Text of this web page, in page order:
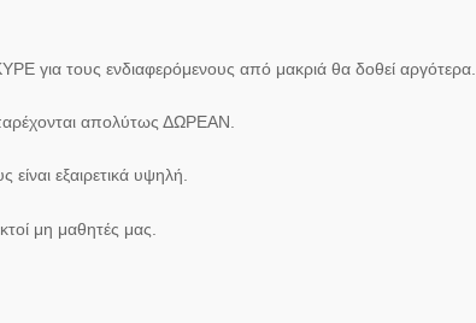
για τους ενδιαφερόμενους από μακριά θα δοθεί αργότερα.
απολύτως ΔΩΡΕΑΝ.
είναι εξαιρετικά υψηλή.
μη μαθητές μας.